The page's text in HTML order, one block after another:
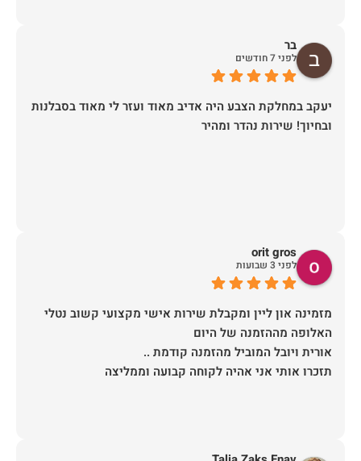
בר
לפני 7 חודשים
יעקב במחלקת הצבע היה אדיב מאוד ועזר לי מאוד בסבלנות
ובחיוך! שירות נהדר ומהיר
orit gros
לפני 3 שבועות
מזמינה און ליין ומקבלת שירות אישי מקצועי קשוב נטלי
תזכרו אותי אני אהיה לקוחה קבועה וממליצה